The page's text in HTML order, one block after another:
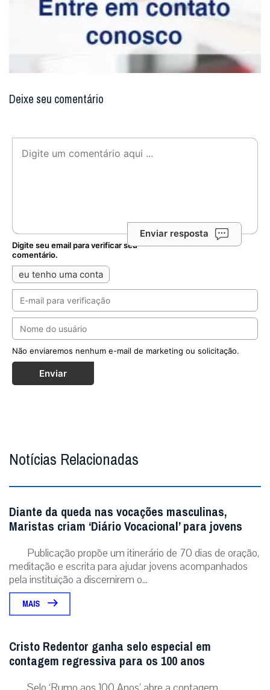
Deixe seu comentário
Enviar resposta
Digite seu email para verificar seu
comentário.
eu tenho uma conta
Não enviaremos nenhum e-mail de marketing ou solicitação.
Enviar
Notícias Relacionadas
Diante da queda nas vocações masculinas,
Maristas criam ‘Diário Vocacional’ para jovens
Publicação propõe um itinerário de 70 dias de oração,
meditação e escrita para ajudar jovens acompanhados
pela instituição a discernirem o...
MAIS
Cristo Redentor ganha selo especial em
contagem regressiva para os 100 anos